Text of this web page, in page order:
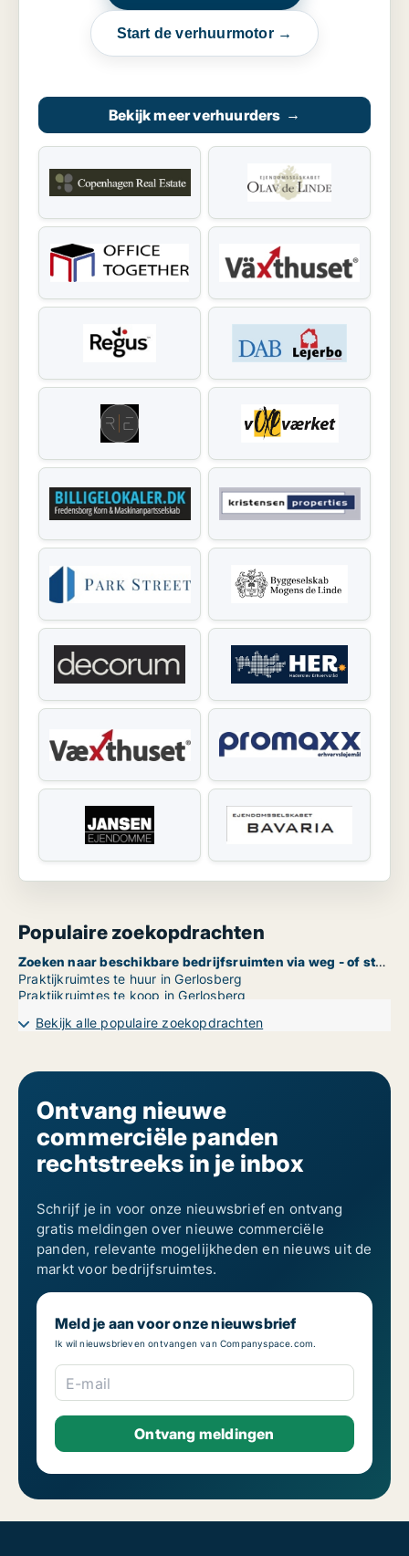
Start de verhuurmotor →
Bekijk meer verhuurders →
Populaire zoekopdrachten
Zoeken naar beschikbare bedrijfsruimten via weg - of straatnaam in Gerlosberg
Praktijkruimtes te huur in Gerlosberg
Praktijkruimtes te koop in Gerlosberg
Bekijk alle populaire zoekopdrachten
Ontvang nieuwe
commerciële panden
rechtstreeks in je inbox
Schrijf je in voor onze nieuwsbrief en ontvang
gratis meldingen over nieuwe commerciële
panden, relevante mogelijkheden en nieuws uit de
markt voor bedrijfsruimtes.
Meld je aan voor onze nieuwsbrief
Ik wil nieuwsbrieven ontvangen van Companyspace.com.
E-mail